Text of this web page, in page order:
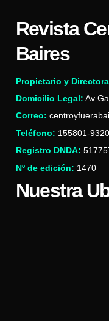
Revista
Baires
Propietario y
Domicilio Legal: Av
Correo:
Teléfono: 155801-9320
Registro DNDA:
Nº de edición: 1470
Nuestra